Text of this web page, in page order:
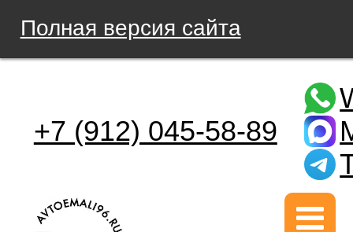
Полная версия сайта
+7 (912) 045-58-89